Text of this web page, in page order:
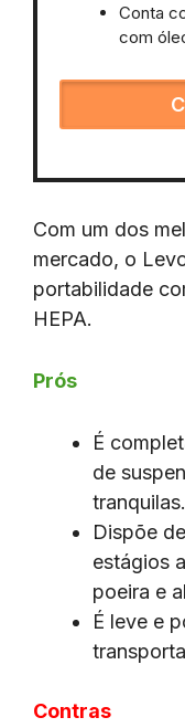
Conta
com
Com um dos
mercado, o
portabilidade
HEPA.
Prós
É
de
tranquilas.
Dispõe
estágios
poeira e
É leve e
Contras